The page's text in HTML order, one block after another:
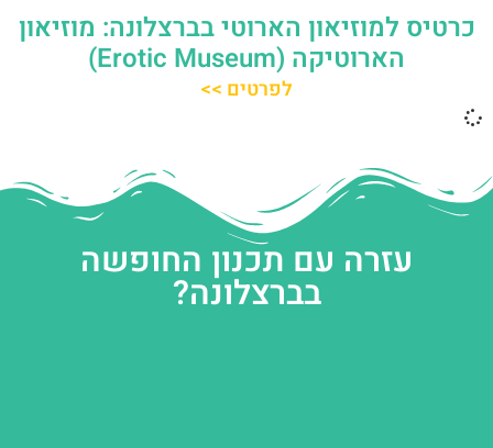
כרטיס למוזיאון הארוטי בברצלונה: מוזיאון
הארוטיקה (Erotic Museum)
לפרטים >>
עזרה עם תכנון החופשה
בברצלונה?